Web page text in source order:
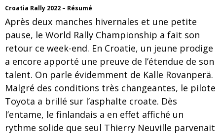
Croatia Rally 2022 – Résumé
Après deux manches hivernales et une petite
pause, le World Rally Championship a fait son
retour ce week-end. En Croatie, un jeune prodige
a encore apporté une preuve de l’étendue de son
talent. On parle évidemment de Kalle Rovanperä.
Malgré des conditions très changeantes, le pilote
Toyota a brillé sur l’asphalte croate. Dès
l’entame, le finlandais a en effet affiché un
rythme solide que seul Thierry Neuville parvenait